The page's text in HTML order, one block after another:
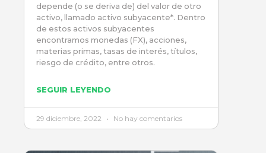
depende (o se deriva de) del valor de otro
activo, llamado activo subyacente*. Dentro
de estos activos subyacentes
encontramos monedas (FX), acciones,
materias primas, tasas de interés, títulos,
riesgo de crédito, entre otros.
SEGUIR LEYENDO
29 diciembre, 2022 No hay comentarios